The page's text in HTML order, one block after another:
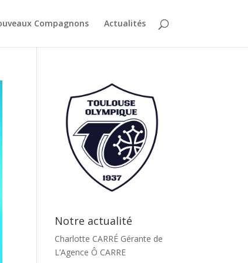
Compagnons Actualités
Notre actualité
Charlotte CARRÉ Gérante de
L’Agence Ô CARRE